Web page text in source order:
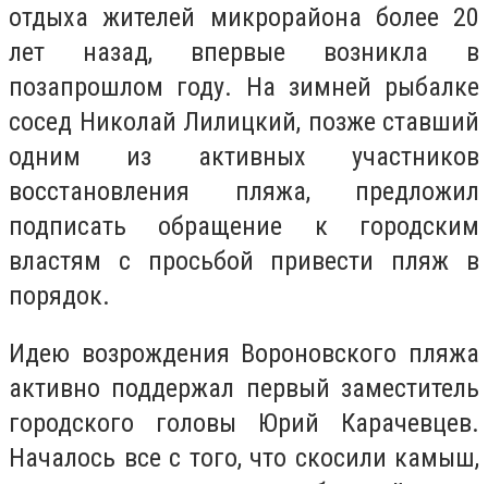
отдыха жителей микрорайона более 20
лет назад, впервые возникла в
позапрошлом году. На зимней рыбалке
сосед Николай Лилицкий, позже ставший
одним из активных участников
восстановления пляжа, предложил
подписать обращение к городским
властям с просьбой привести пляж в
порядок.
Идею возрождения Вороновского пляжа
активно поддержал первый заместитель
городского головы Юрий Карачевцев.
Началось все с того, что скосили камыш,